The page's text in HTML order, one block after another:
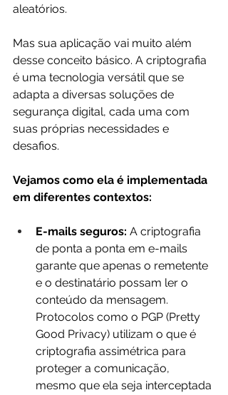
aleatórios.
Mas sua aplicação vai muito além
desse conceito básico. A criptografia
é uma tecnologia versátil que se
adapta a diversas soluções de
segurança digital, cada uma com
suas próprias necessidades e
desafios.
Vejamos como ela é implementada
em diferentes contextos:
E-mails seguros: A criptografia
de ponta a ponta em e-mails
garante que apenas o remetente
e o destinatário possam ler o
conteúdo da mensagem.
Protocolos como o PGP (Pretty
Good Privacy) utilizam o que é
criptografia assimétrica para
proteger a comunicação,
mesmo que ela seja interceptada